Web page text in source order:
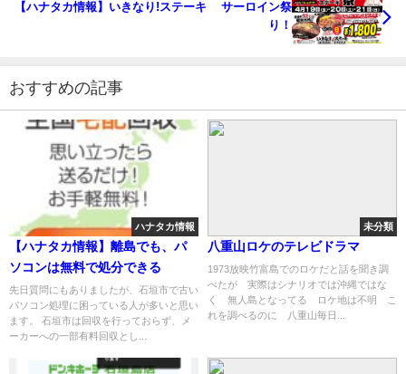
【ハナタカ情報】いきなり!ステーキ サーロイン祭
り！
おすすめの記事
ハナタカ情報
【ハナタカ情報】離島でも、パ
ソコンは無料で処分できる
先日質問にもありましたが、石垣市で古い
パソコン処理に困っている人が多いと思い
ます。 石垣市は回収を行っておらず、メ
ーカーへの一部有料回収とし...
未分類
八重山ロケのテレビドラマ
1973放映竹富島でのロケだと話を聞き調
べたが 実際はシナリオでは沖縄ではな
く 無人島となってる ロケ地は不明 こ
れを調べるのに 八重山毎日...